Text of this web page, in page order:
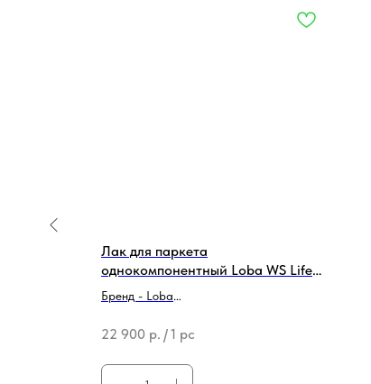
Лак для паркета
однокомпонентный Loba WS Life
полуматовый (10л)
Бренд - Loba
22 900 р. /1 pc